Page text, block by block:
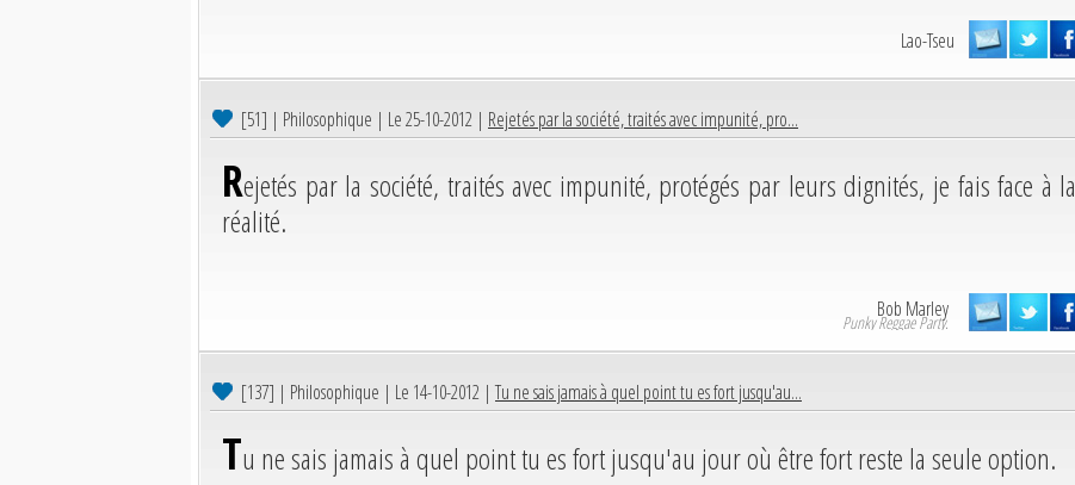
Lao-Tseu
[51] | Philosophique | Le 25-10-2012 | Rejetés par la société, traités avec impunité, pro...
Rejetés par la société, traités avec impunité, protégés par leurs dignités, je fais face à la
réalité.
Bob Marley
Punky Reggae Party.
[137] | Philosophique | Le 14-10-2012 |Tu ne sais jamais à quel point tu es fort jusqu'au...
Tu ne sais jamais à quel point tu es fort jusqu'au jour où être fort reste la seule option.